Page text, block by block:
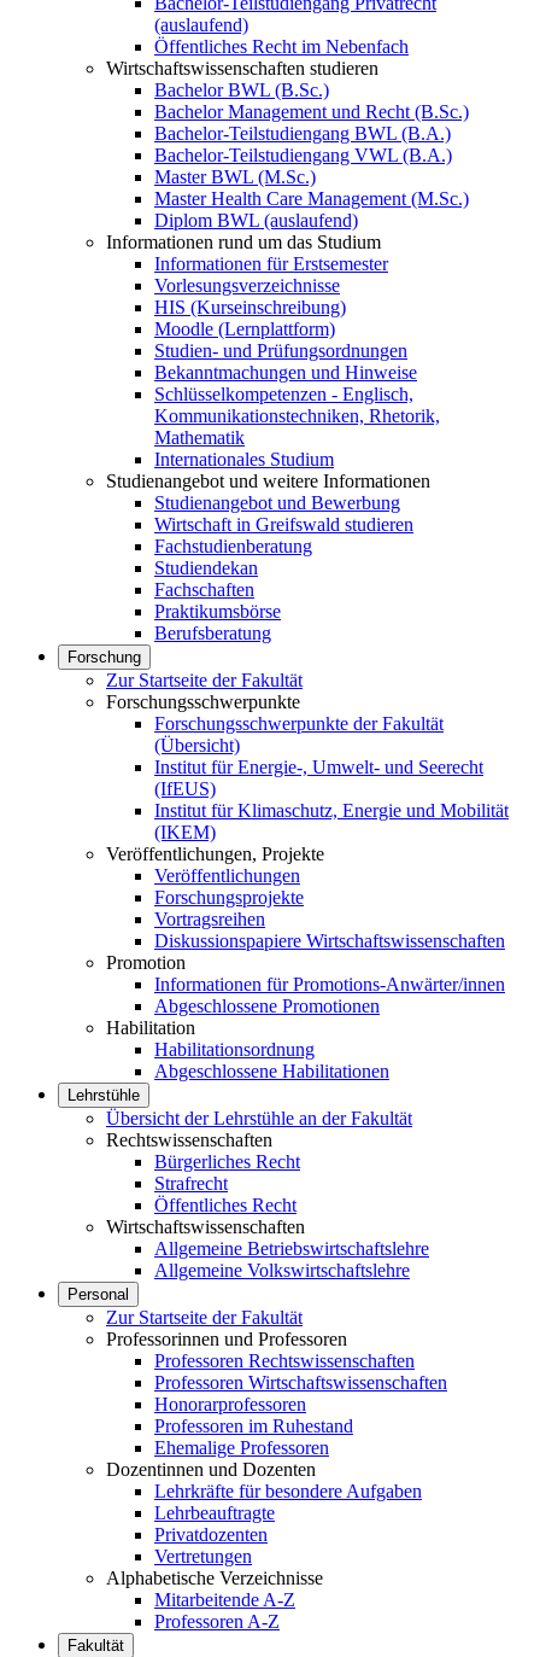
(auslaufend)
Öffentliches Recht im Nebenfach
Wirtschaftswissenschaften studieren
Bachelor BWL (B.Sc.)
Bachelor Management und Recht (B.Sc.)
Bachelor-Teilstudiengang BWL (B.A.)
Bachelor-Teilstudiengang VWL (B.A.)
Master BWL (M.Sc.)
Master Health Care Management (M.Sc.)
Diplom BWL (auslaufend)
Informationen rund um das Studium
Informationen für Erstsemester
Vorlesungsverzeichnisse
HIS (Kurseinschreibung)
Moodle (Lernplattform)
Studien- und Prüfungsordnungen
Bekanntmachungen und Hinweise
Schlüsselkompetenzen - Englisch,
Kommunikationstechniken, Rhetorik,
Mathematik
Internationales Studium
Studienangebot und weitere Informationen
Studienangebot und Bewerbung
Wirtschaft in Greifswald studieren
Fachstudienberatung
Studiendekan
Fachschaften
Praktikumsbörse
Berufsberatung
Forschung
Zur Startseite der Fakultät
Forschungsschwerpunkte
Forschungsschwerpunkte der Fakultät
(Übersicht)
Institut für Energie-, Umwelt- und Seerecht
(IfEUS)
Institut für Klimaschutz, Energie und Mobilität
(IKEM)
Veröffentlichungen, Projekte
Veröffentlichungen
Forschungsprojekte
Vortragsreihen
Diskussionspapiere Wirtschaftswissenschaften
Promotion
Informationen für Promotions-Anwärter/innen
Abgeschlossene Promotionen
Habilitation
Habilitationsordnung
Abgeschlossene Habilitationen
Lehrstühle
Übersicht der Lehrstühle an der Fakultät
Rechtswissenschaften
Bürgerliches Recht
Strafrecht
Öffentliches Recht
Wirtschaftswissenschaften
Allgemeine Betriebswirtschaftslehre
Allgemeine Volkswirtschaftslehre
Personal
Zur Startseite der Fakultät
Professorinnen und Professoren
Professoren Rechtswissenschaften
Professoren Wirtschaftswissenschaften
Honorarprofessoren
Professoren im Ruhestand
Ehemalige Professoren
Dozentinnen und Dozenten
Lehrkräfte für besondere Aufgaben
Lehrbeauftragte
Privatdozenten
Vertretungen
Alphabetische Verzeichnisse
Mitarbeitende A-Z
Professoren A-Z
Fakultät